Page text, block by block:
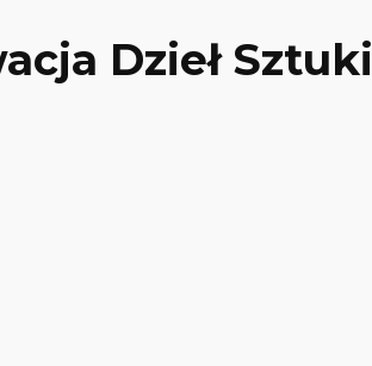
Dzieł Sztuki